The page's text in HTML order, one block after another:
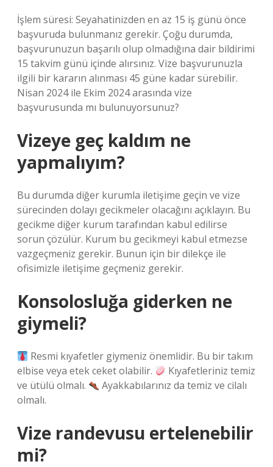
İşlem süresi: Seyahatinizden en az 15 iş günü önce
başvuruda bulunmanız gerekir. Çoğu durumda,
başvurunuzun başarılı olup olmadığına dair bildirimi
15 takvim günü içinde alırsınız. Vize başvurunuzla
ilgili bir kararın alınması 45 güne kadar sürebilir.
Nisan 2024 ile Ekim 2024 arasında vize
başvurusunda mı bulunuyorsunuz?
Vizeye geç kaldım ne
yapmalıyım?
Bu durumda diğer kurumla iletişime geçin ve vize
sürecinden dolayı gecikmeler olacağını açıklayın. Bu
gecikme diğer kurum tarafından kabul edilirse
sorun çözülür. Kurum bu gecikmeyi kabul etmezse
vazgeçmeniz gerekir. Bunun için bir dilekçe ile
ofisimizle iletişime geçmeniz gerekir.
Konsolosluğa giderken ne
giymeli?
Resmi kıyafetler giymeniz önemlidir. Bu bir takım
elbise veya etek ceket olabilir.
Kıyafetleriniz temiz
ve ütülü olmalı.
Ayakkabılarınız da temiz ve cilalı
olmalı.
Vize randevusu ertelenebilir
mi?